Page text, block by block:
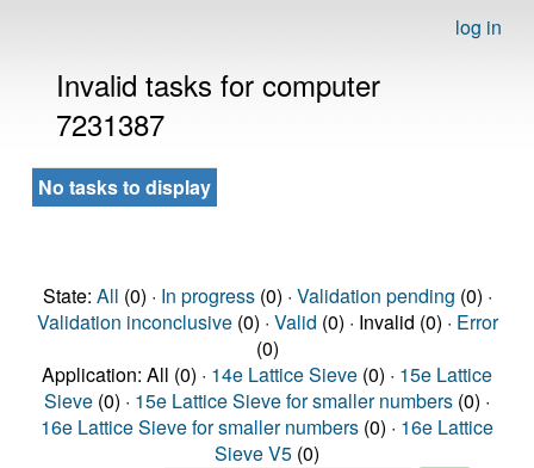
log in
Invalid tasks for computer
7231387
No tasks to display
State: All (0) · In progress(0) · Validation pending (0) ·
Validation inconclusive(0) · Valid (0) · Invalid (0) · Error
(0)
Application: All (0) · 14e Lattice Sieve (0) · 15e Lattice
Sieve (0) · 15e Lattice Sieve for smaller numbers (0) ·
16e Lattice Sieve for smaller numbers (0) · 16e Lattice
Sieve V5 (0)